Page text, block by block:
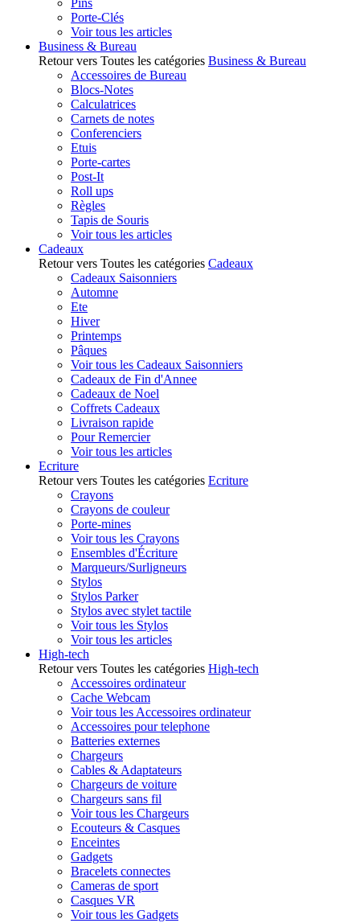
Pins
Porte-Clés
Voir tous les articles
Business & Bureau
Retour vers Toutes les catégories Business & Bureau
Accessoires de Bureau
Blocs-Notes
Calculatrices
Carnets de notes
Conferenciers
Etuis
Porte-cartes
Post-It
Roll ups
Règles
Tapis de Souris
Voir tous les articles
Cadeaux
Retour vers Toutes les catégories Cadeaux
Cadeaux Saisonniers
Automne
Ete
Hiver
Printemps
Pâques
Voir tous les Cadeaux Saisonniers
Cadeaux de Fin d'Annee
Cadeaux de Noel
Coffrets Cadeaux
Livraison rapide
Pour Remercier
Voir tous les articles
Ecriture
Retour vers Toutes les catégories Ecriture
Crayons
Crayons de couleur
Porte-mines
Voir tous les Crayons
Ensembles d'Écriture
Marqueurs/Surligneurs
Stylos
Stylos Parker
Stylos avec stylet tactile
Voir tous les Stylos
Voir tous les articles
High-tech
Retour vers Toutes les catégories High-tech
Accessoires ordinateur
Cache Webcam
Voir tous les Accessoires ordinateur
Accessoires pour telephone
Batteries externes
Chargeurs
Cables & Adaptateurs
Chargeurs de voiture
Chargeurs sans fil
Voir tous les Chargeurs
Ecouteurs & Casques
Enceintes
Gadgets
Bracelets connectes
Cameras de sport
Casques VR
Voir tous les Gadgets